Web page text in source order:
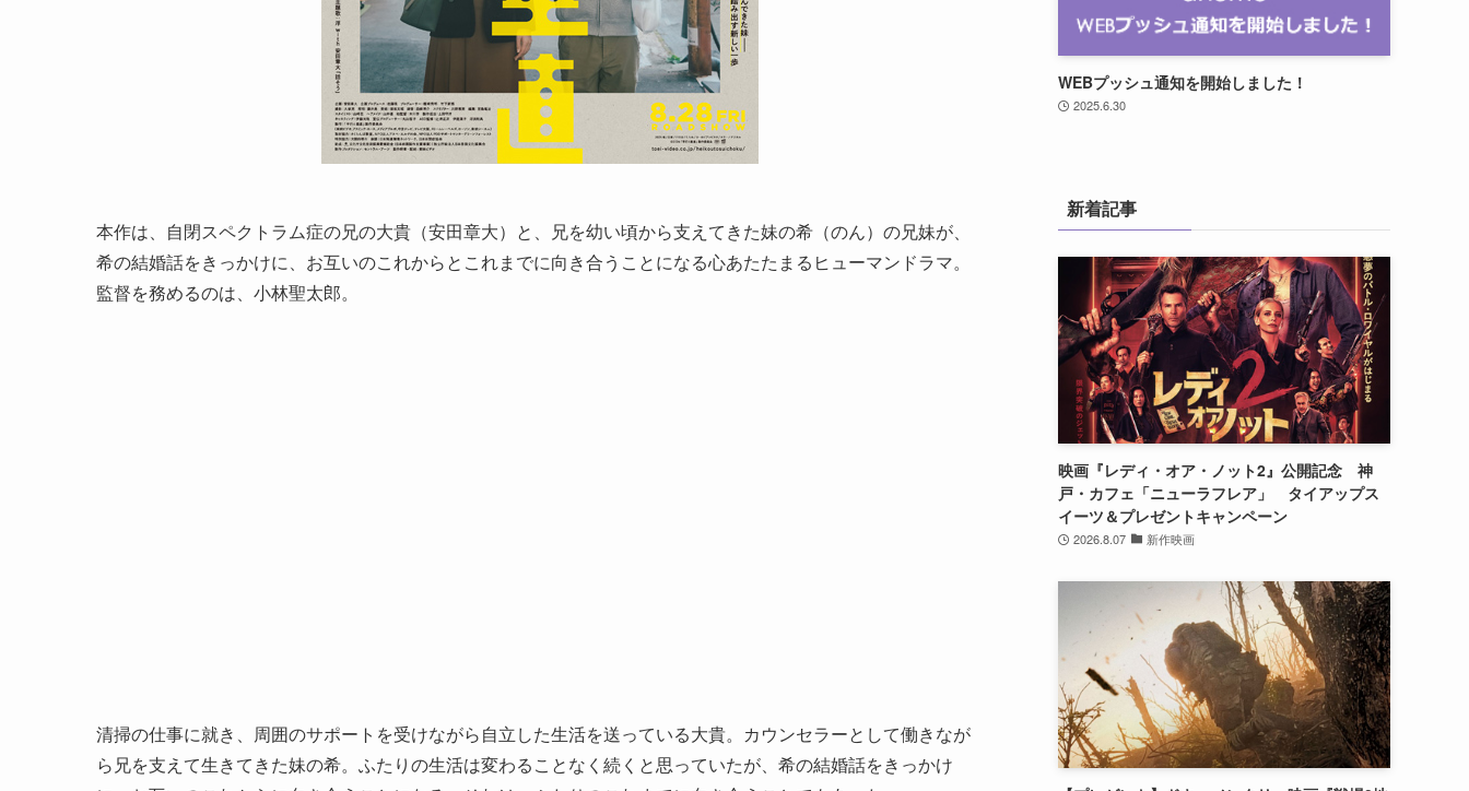
本作は、自閉スペクトラム症の兄の大貴（安田章大）と、兄を幼い頃から支えてきた妹の希（のん）の兄妹が、
希の結婚話をきっかけに、お互いのこれからとこれまでに向き合うことになる心あたたまるヒューマンドラマ。
監督を務めるのは、小林聖太郎。
清掃の仕事に就き、周囲のサポートを受けながら自立した生活を送っている大貴。カウンセラーとして働きなが
ら兄を支えて生きてきた妹の希。ふたりの生活は変わることなく続くと思っていたが、希の結婚話をきっかけ
WEBプッシュ通知を開始しました！
2025.6.30
新着記事
映画『レディ・オア・ノット2』公開記念 神
戸・カフェ「ニューラフレア」 タイアップス
イーツ＆プレゼントキャンペーン
2026.8.07 新作映画